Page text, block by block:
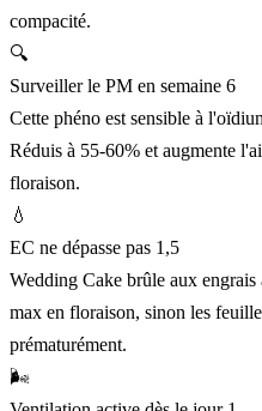
compacité.
🔍
Surveiller le PM en semaine 6
Cette phéno est sensible à
Réduis à 55-60% et augmente
floraison.
💧
EC ne dépasse pas 1,5
Wedding Cake brûle aux
max en floraison, sinon les
prématurément.
🌬️